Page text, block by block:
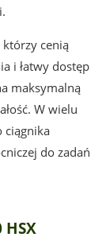
cenią
i łatwy dostęp
maksymalną
W wielu
ciągnika
do zadań